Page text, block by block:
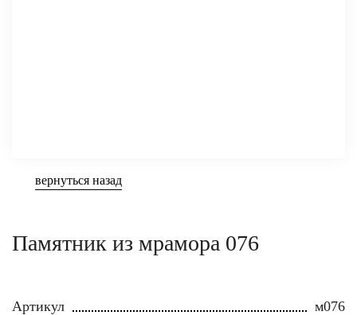
вернуться назад
Памятник из мрамора 076
Артикул
м076